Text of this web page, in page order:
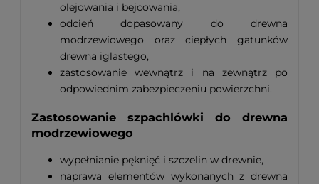
olejowania i bejcowania,
odcień dopasowany do drewna
modrzewiowego oraz ciepłych gatunków
drewna iglastego,
zastosowanie wewnątrz i na zewnątrz po
odpowiednim zabezpieczeniu powierzchni.
Zastosowanie szpachlówki do drewna
modrzewiowego
wypełnianie pęknięć i szczelin w drewnie,
naprawa elementów wykonanych z drewna